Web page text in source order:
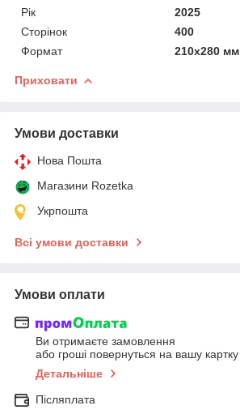
Рік
2025
Сторінок
400
Формат
210х280 мм
Приховати
Умови доставки
Нова Пошта
Магазини Rozetka
Укрпошта
Всі умови доставки
Умови оплати
Ви отримаєте замовлення
або гроші повернуться на вашу картку
Детальніше
Післяплата